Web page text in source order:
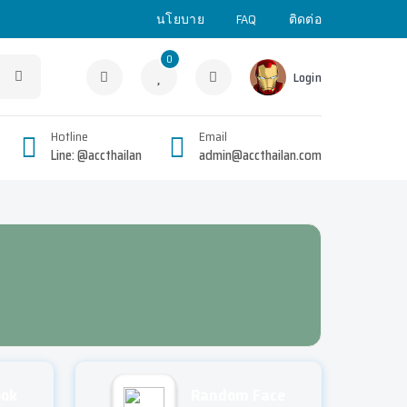
นโยบาย FAQ ติดต่อ
0
Login
Hotline
Line: @accthailan
Email
admin@accthailan.com